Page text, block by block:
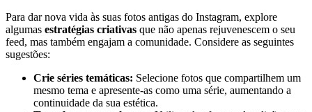
Para dar⁤ nova vida às suas fotos antigas do⁤ Instagram, explore
algumas estratégias criativas que não apenas rejuvenescem o seu
feed, mas também engajam a comunidade. ‌Considere as⁢ seguintes
sugestões:
Crie⁤ séries temáticas: Selecione⁤ fotos que compartilhem um
mesmo tema e apresente-as como uma série, aumentando a
continuidade ⁤da ⁤sua estética.